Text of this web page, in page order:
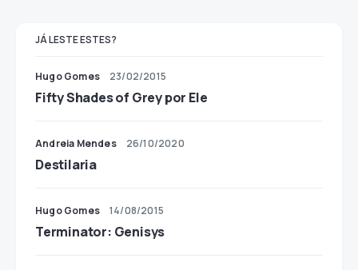
JÁ LESTE ESTES?
Hugo Gomes 23/02/2015
Fifty Shades of Grey por Ele
Andreia Mendes 26/10/2020
Destilaria
Hugo Gomes 14/08/2015
Terminator: Genisys